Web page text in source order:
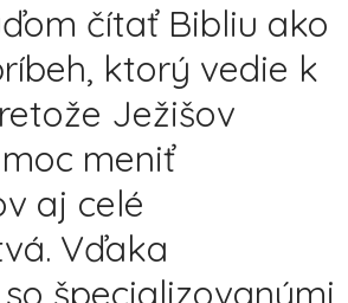
čítať Bibliu ako
ktorý vedie k
Ježišov
meniť
aj celé
Vďaka
špecializovanými